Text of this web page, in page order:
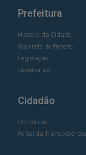
Prefeitura
História da Cidade
Gabinete do Prefeito
Legislação
Secretarias
Cidadão
Concursos
Portal da Transparência